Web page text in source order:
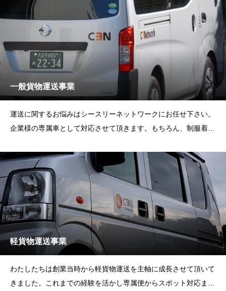
一般貨物運送事業
運送に関するお悩みはシースリーネットワークにお任せ下さい。
企業様の専属車として対応させて頂きます。もちろん、制服着用
い。御社のニーズに合った配送サービスを御提供させて頂きま
す。
軽貨物運送事業
わたしたちは創業当時から軽貨物運送を主軸に成長させて頂いて
きました。これまでの経験を活かし専属便からスポット対応まで